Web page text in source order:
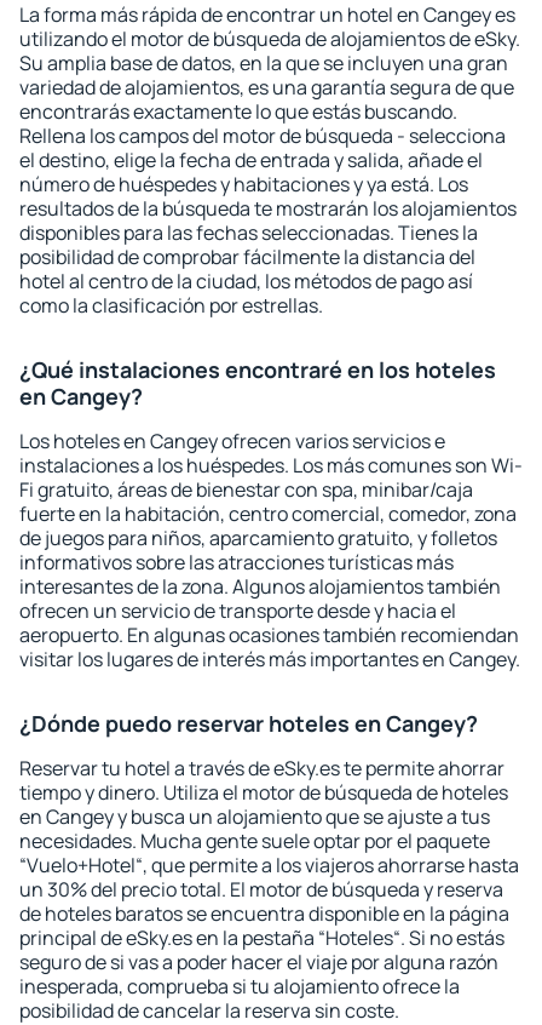
La forma más rápida de encontrar un hotel en Cangey es
utilizando el motor de búsqueda de alojamientos de eSky.
Su amplia base de datos, en la que se incluyen una gran
variedad de alojamientos, es una garantía segura de que
encontrarás exactamente lo que estás buscando.
Rellena los campos del motor de búsqueda - selecciona
el destino, elige la fecha de entrada y salida, añade el
número de huéspedes y habitaciones y ya está. Los
resultados de la búsqueda te mostrarán los alojamientos
disponibles para las fechas seleccionadas. Tienes la
posibilidad de comprobar fácilmente la distancia del
hotel al centro de la ciudad, los métodos de pago así
como la clasificación por estrellas.
¿Qué instalaciones encontraré en los hoteles
en Cangey?
Los hoteles en Cangey ofrecen varios servicios e
instalaciones a los huéspedes. Los más comunes son Wi-
Fi gratuito, áreas de bienestar con spa, minibar/caja
fuerte en la habitación, centro comercial, comedor, zona
de juegos para niños, aparcamiento gratuito, y folletos
informativos sobre las atracciones turísticas más
interesantes de la zona. Algunos alojamientos también
ofrecen un servicio de transporte desde y hacia el
aeropuerto. En algunas ocasiones también recomiendan
visitar los lugares de interés más importantes en Cangey.
¿Dónde puedo reservar hoteles en Cangey?
Reservar tu hotel a través de eSky.es te permite ahorrar
tiempo y dinero. Utiliza el motor de búsqueda de hoteles
en Cangey y busca un alojamiento que se ajuste a tus
necesidades. Mucha gente suele optar por el paquete
“Vuelo+Hotel“, que permite a los viajeros ahorrarse hasta
un 30% del precio total. El motor de búsqueda y reserva
de hoteles baratos se encuentra disponible en la página
principal de eSky.es en la pestaña “Hoteles“. Si no estás
seguro de si vas a poder hacer el viaje por alguna razón
inesperada, comprueba si tu alojamiento ofrece la
posibilidad de cancelar la reserva sin coste.